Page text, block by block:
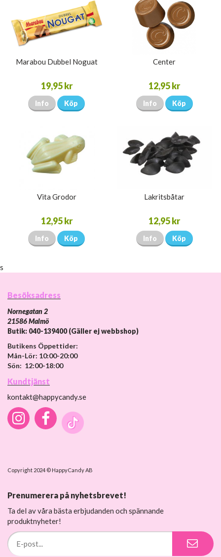
Marabou Dubbel Noguat
19,95 kr
Info Köp
Center
12,95 kr
Info Köp
Vita Grodor
12,95 kr
Info Köp
Lakritsbåtar
12,95 kr
Info Köp
s
Besöksadress
Nornegatan 2
21586 Malmö
Butik: 040-139400 (Gäller ej webbshop)
Butikens Öppettider:
Mån-Lör: 10:00-20:00
Sön: 12:00-18:00
Kundtjänst
kontakt@happycandy.se
Copyright 2024 © HappyCandy AB
Prenumerera på nyhetsbrevet!
Ta del av våra bästa erbjudanden och spännande
produktnyheter!